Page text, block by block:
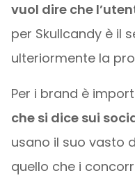
vuol dire che
per Skullcandy è il
ulteriormente la
Per i brand è
che si dice sui
usano il suo vasto
quello che i